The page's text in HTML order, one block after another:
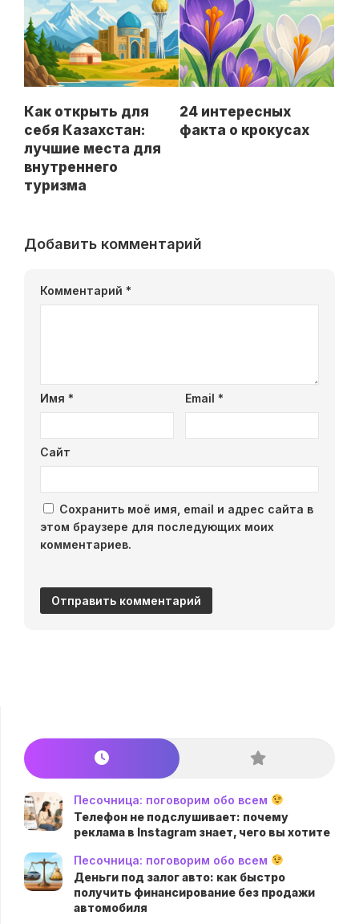
Как открыть для
себя Казахстан:
лучшие места для
внутреннего
туризма
24 интересных
факта о крокусах
Добавить комментарий
Комментарий *
Имя * Email *
Сайт
Сохранить моё имя, email и адрес сайта в
этом браузере для последующих моих
комментариев.
Песочница: поговорим обо всем
Телефон не подслушивает: почему
реклама в Instagram знает, чего вы хотите
Песочница: поговорим обо всем
Деньги под залог авто: как быстро
получить финансирование без продажи
автомобиля